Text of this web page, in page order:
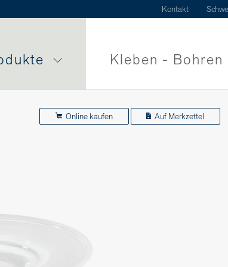
Kontakt
Kleben - Bohren
Online kaufen Auf Merkzettel